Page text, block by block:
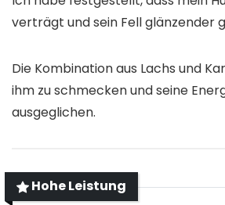
verträgt und sein Fell glänzender
Die Kombination aus Lachs und
ihm zu schmecken und seine
ausgeglichen.
Hohe Leistung